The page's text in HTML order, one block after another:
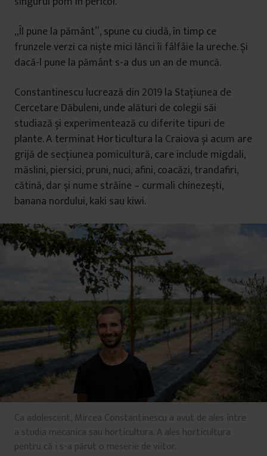
„Îl pune la pământ”, spune cu ciudă, în timp ce
frunzele verzi ca niște mici lănci îi fâlfâie la ureche. Și
dacă-l pune la pământ s-a dus un an de muncă.
Constantinescu lucrează din 2019 la Stațiunea de
Cercetare Dăbuleni, unde alături de colegii săi
studiază și experimentează cu diferite tipuri de
plante. A terminat Horticultura la Craiova și acum are
grijă de secțiunea pomicultură, care include migdali,
măslini, piersici, pruni, nuci, afini, coacăzi, trandafiri,
cătină, dar și nume străine – curmali chinezești,
banana nordului, kaki sau kiwi.
Ca adolescent, Mircea Constantinescu a avut de ales între
a studia mecanica sau horticultura. A ales horticultura
pentru că i s-a părut o meserie de viitor.